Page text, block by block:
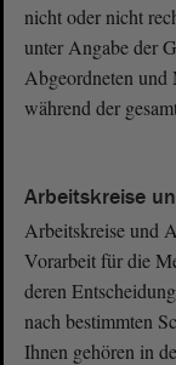
nicht oder nicht
unter Angabe der
Abgeordneten
während der
Arbeitskreise
Arbeitskreise und
Vorarbeit für die
deren
nach bestimmten
Ihnen gehören in